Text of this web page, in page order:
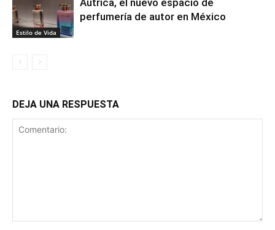
Estilo de Vida
perfumería de autor en México
DEJA UNA RESPUESTA